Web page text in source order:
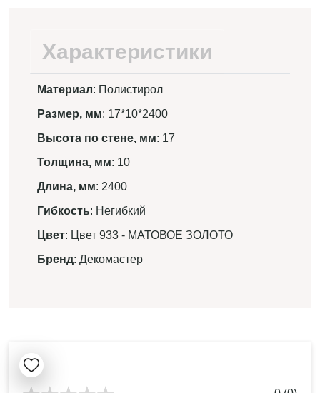
Характеристики
Материал: Полистирол
Размер, мм: 17*10*2400
Высота по стене, мм: 17
Толщина, мм: 10
Длина, мм: 2400
Гибкость: Негибкий
Цвет: Цвет 933 - МАТОВОЕ ЗОЛОТО
Бренд: Декомастер